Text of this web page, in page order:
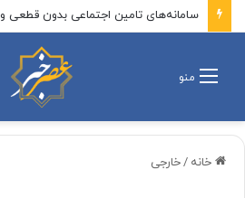
سامانه‌های تامین اجتماعی بدون
منو
خانه /خارجی